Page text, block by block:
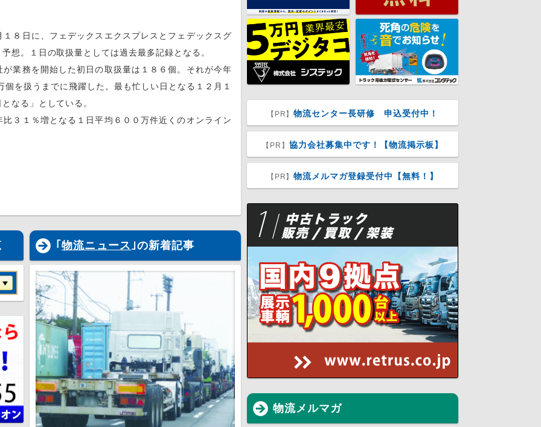
８日に、フェデックスエクスプレスとフェデックスグ
想。１日の取扱量としては過去最多記録となる。
業務を開始した初日の取扱量は１８６個。それが今年
を扱うまでに飛躍した。最も忙しい日となる１２月１
なる」としている。
３１％増となる１日平均６００万件近くのオンライン
【PR】物流センター長研修 申込受付中！
【PR】 協力会社募集中です！【物流掲示板】
【PR】物流メルマガ登録受付中【無料！】
｢ 物流ニュース ｣の新着記事
物流メルマガ